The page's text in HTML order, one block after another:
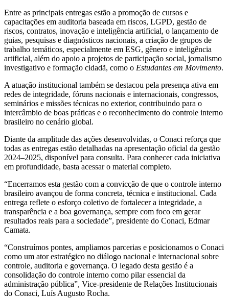
Entre as principais entregas estão a promoção de cursos e
capacitações em auditoria baseada em riscos, LGPD, gestão de
riscos, contratos, inovação e inteligência artificial, o lançamento de
guias, pesquisas e diagnósticos nacionais, a criação de grupos de
trabalho temáticos, especialmente em ESG, gênero e inteligência
artificial, além do apoio a projetos de participação social, jornalismo
investigativo e formação cidadã, como o Estudantes em Movimento.
A atuação institucional também se destacou pela presença ativa em
redes de integridade, fóruns nacionais e internacionais, congressos,
seminários e missões técnicas no exterior, contribuindo para o
intercâmbio de boas práticas e o reconhecimento do controle interno
brasileiro no cenário global.
Diante da amplitude das ações desenvolvidas, o Conaci reforça que
todas as entregas estão detalhadas na apresentação oficial da gestão
2024–2025, disponível para consulta. Para conhecer cada iniciativa
em profundidade, basta acessar o material completo.
“Encerramos esta gestão com a convicção de que o controle interno
brasileiro avançou de forma concreta, técnica e institucional. Cada
entrega reflete o esforço coletivo de fortalecer a integridade, a
transparência e a boa governança, sempre com foco em gerar
resultados reais para a sociedade”, presidente do Conaci, Edmar
Camata.
“Construímos pontes, ampliamos parcerias e posicionamos o Conaci
como um ator estratégico no diálogo nacional e internacional sobre
controle, auditoria e governança. O legado desta gestão é a
consolidação do controle interno como pilar essencial da
administração pública”, Vice-presidente de Relações Institucionais
do Conaci, Luís Augusto Rocha.